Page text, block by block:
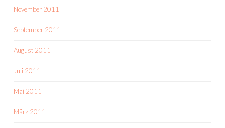
November 2011
September 2011
August 2011
Juli 2011
Mai 2011
März 2011